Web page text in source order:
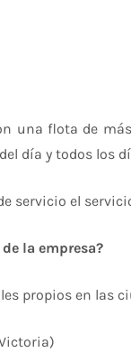
una flota de
día y todos los
servicio el
la empresa?
propios en las